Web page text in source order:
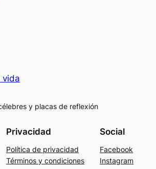
vida
y placas de reflexión
Privacidad
Política de privacidad
Términos y condiciones
Social
Facebook
Instagram